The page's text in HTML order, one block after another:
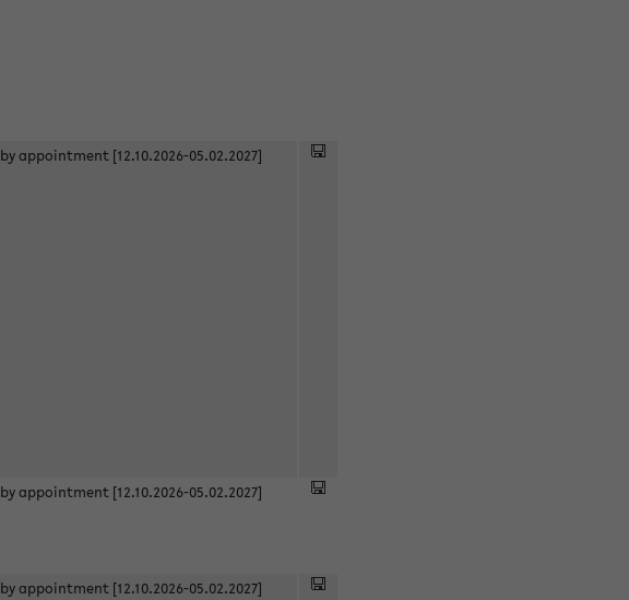
by appointment [12.10.2026-05.02.2027]
by appointment [12.10.2026-05.02.2027]
by appointment [12.10.2026-05.02.2027]